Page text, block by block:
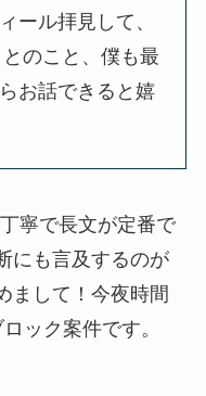
ール拝見して、
のこと、僕も最
お話できると嬉
寧で長文が定番で
にも言及するのが
まして！今夜時間
ック案件です。